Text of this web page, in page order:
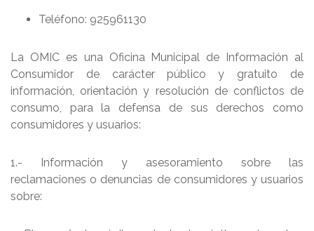
Teléfono: 925961130
La OMIC es una Oficina Municipal de Información al
Consumidor de carácter público y gratuito de
información, orientación y resolución de conflictos de
consumo, para la defensa de sus derechos como
consumidores y usuarios:
1.- Información y asesoramiento sobre las
reclamaciones o denuncias de consumidores y usuarios
sobre: